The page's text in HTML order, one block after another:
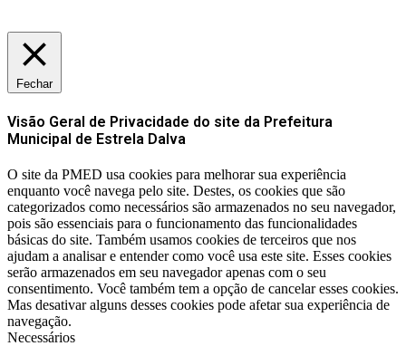
Fechar
Visão Geral de Privacidade do site da Prefeitura
Municipal de Estrela Dalva
O site da PMED usa cookies para melhorar sua experiência
enquanto você navega pelo site. Destes, os cookies que são
categorizados como necessários são armazenados no seu navegador,
pois são essenciais para o funcionamento das funcionalidades
básicas do site. Também usamos cookies de terceiros que nos
ajudam a analisar e entender como você usa este site. Esses cookies
serão armazenados em seu navegador apenas com o seu
consentimento. Você também tem a opção de cancelar esses cookies.
Mas desativar alguns desses cookies pode afetar sua experiência de
navegação.
Necessários